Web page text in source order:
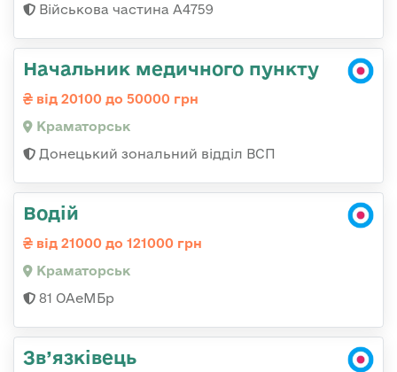
Військова частина А4759
Начальник медичного пункту
від 20100 до 50000 грн
Краматорськ
Донецький зональний відділ ВСП
Водій
від 21000 до 121000 грн
Краматорськ
81 ОАеМБр
Зв’язківець